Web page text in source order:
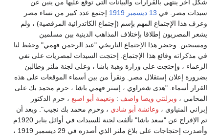
شكل آخر ينتهي بالقرارات والبيانات التي توقع عليها من ينبن عن
سيدات مصر. في 13 ديسمبر 1919 إجتمع عدد كبير من نساء مصر
وعرف هذا الإجتماع المهم بإسم (إجتماع الكاتدرائية المرقصية) ، ولم
يشعر المصريون إطلاقا بإختلاف المذاهب الدينية بين مسلمين
ومسيحين. وحضر هذا الإجتماع التاريخي "عبد الرحمن فهمي" وحفظ لنا
في مذكراته وقائع هذا الإجتماع. إحتجت السيدات لمصريات على نفي
الزعماء ، وإحتجت على وزارة وهبة باشا ، وعلى لجنة ملنر وطالبن
بضرورة إعلان إستقلال مصر. ونقرأ من بين أسماء الموقعات على هذه
القرار أسماء: "هدى شعراوي ، إستر فهمي باشا ، حرم محمد بك على
المحامي ، وبرلنتي ويصا واصف : ونعيمة أبو اصبع ، حرم الدكتور
إبراني المنياوي ، وعائشة أبو شادي ، وحرم محمد بك نجيب". وبعد أن
تم الإفراج عن "سعد باشا" تألفت لجنة للسيدات في أوائل يناير 1920م
وأصدرت إحتجاجات على بلاغ ملنر الذي أصدره في 29 ديسمبر 1919 ،